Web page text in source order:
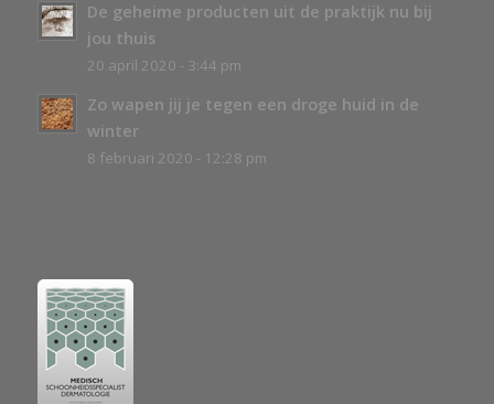
De geheime producten uit de praktijk nu bij
jou thuis
20 april 2020 - 3:44 pm
Zo wapen jij je tegen een droge huid in de
winter
8 februari 2020 - 12:28 pm